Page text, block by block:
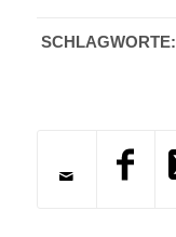
SCHLAGWORTE: